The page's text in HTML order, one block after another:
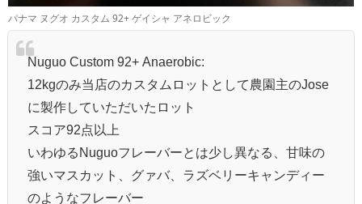
パナマ ヌグオ カスタム 92+ ゲイシャ アネロビック
Nuguo Custom 92+ Anaerobic:
12kgのみ当店のカスタムロットとして農園主のJose
に製作していただいたロット
スコア92点以上
いわゆるNuguoフレーバーとは少し異なる、甘味の
強いマスカット、グァバ、ラズベリーキャンディー
のようなフレーバー